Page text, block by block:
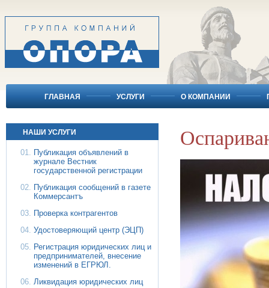
ГЛАВНАЯ УСЛУГИ О КОМПАНИИ
НАШИ УСЛУГИ
Публикация объявлений в
журнале Вестник
государственной регистрации
Публикация сообщений в газете
Коммерсантъ
Проверка контрагентов
Удостоверяющий центр (ЭЦП)
Регистрация юридических лиц и
предпринимателей, внесение
изменений в ЕГРЮЛ.
Ликвидация юридических лиц